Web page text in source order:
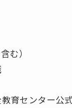
む）
教育センター公